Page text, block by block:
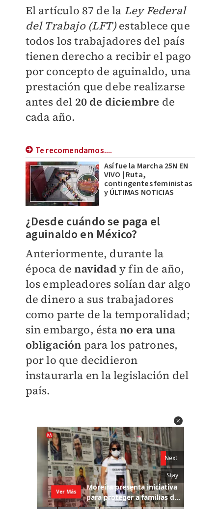
El artículo 87 de la Ley Federal
del Trabajo (LFT)establece que
todos los trabajadores del país
tienen derecho a recibir el pago
por concepto de aguinaldo, una
prestación que debe realizarse
antes del 20 de diciembre de
cada año.
Te recomendamos....
Así fue la Marcha 25N EN
VIVO | Ruta,
contingentes feministas
y ÚLTIMAS NOTICIAS
¿Desde cuándo se paga el
aguinaldo en México?
Anteriormente, durante la
época denavidad y fin de año,
los empleadores solían dar algo
de dinero a sus trabajadores
como parte de la temporalidad;
sin embargo, éstano era una
obligación para los patrones,
por lo que decidieron
instaurarla en la legislación del
país.